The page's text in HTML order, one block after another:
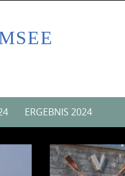
ERGEBNIS 2024